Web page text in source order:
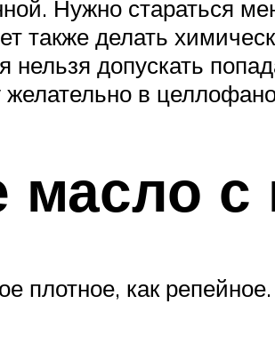
Нужно стараться
также делать
допускать
в
масло с
плотное, как